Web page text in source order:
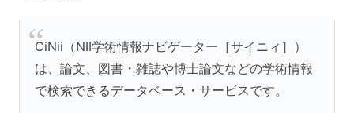
CiNii（NII学術情報ナビゲーター［サイニィ］）
は、論文、図書・雑誌や博士論文などの学術情報
で検索できるデータベース・サービスです。